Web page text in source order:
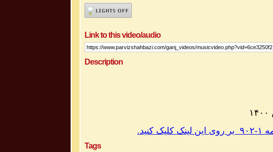
Link to this video/audio
Description
۱۴۰۰
.
۱-۹۰۲ بر روی این لینک کلیک کنید
Tags